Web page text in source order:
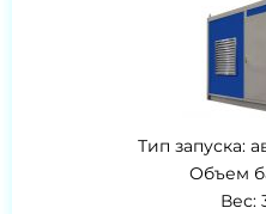
Тип запуска:
Объем
Вес: